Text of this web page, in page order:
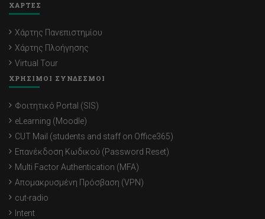
ΧΑΡΤΕΣ
Χάρτης Πανεπιστημίου
Χάρτης Πλοήγησης
Virtual Tour
ΧΡΗΣΙΜΟΙ ΣΥΝΔΕΣΜΟΙ
Φοιτητικό Portal (SIS)
eLearning (Moodle)
CUT Mail (students and staff on Office365)
Επανέκδοση Κωδικού (Password Reset)
Multi Factor Authentication (MFA)
Απομακρυσμένη Πρόσβαση (VPN)
cut-radio
Intent